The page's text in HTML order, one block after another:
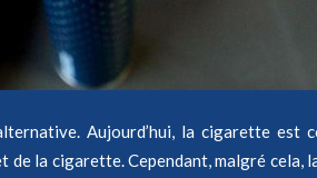
Aujourd’hui, la cigarette est
de la cigarette. Cependant, malgré